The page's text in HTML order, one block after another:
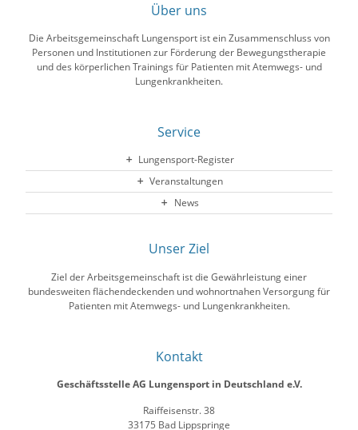
Über uns
Die Arbeitsgemeinschaft Lungensport ist ein Zusammenschluss von
Personen und Institutionen zur Förderung der Bewegungstherapie
und des körperlichen Trainings für Patienten mit Atemwegs- und
Lungenkrankheiten.
Service
Lungensport-Register
Veranstaltungen
News
Unser Ziel
Ziel der Arbeitsgemeinschaft ist die Gewährleistung einer
bundesweiten flächendeckenden und wohnortnahen Versorgung für
Patienten mit Atemwegs- und Lungenkrankheiten.
Kontakt
Geschäftsstelle AG Lungensport in Deutschland e.V.
Raiffeisenstr. 38
33175 Bad Lippspringe